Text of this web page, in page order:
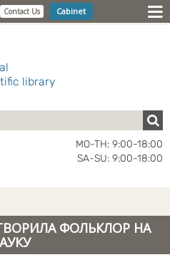
Contact Us Cabinet
library
MO-TH: 9:00-18:00
SA-SU: 9:00-18:00
ФОЛЬКЛОР НА